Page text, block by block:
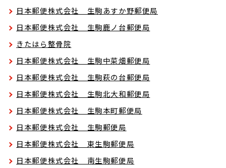
日本郵便株式会社 生駒あすか野郵便局
日本郵便株式会社 生駒鹿ノ台郵便局
きたはら整骨院
日本郵便株式会社 生駒中菜畑郵便局
日本郵便株式会社 生駒萩の台郵便局
日本郵便株式会社 生駒北大和郵便局
日本郵便株式会社 生駒本町郵便局
日本郵便株式会社 生駒郵便局
日本郵便株式会社 東生駒郵便局
日本郵便株式会社 南生駒郵便局